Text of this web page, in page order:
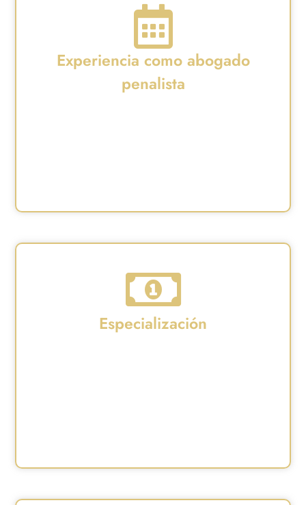
Experiencia como abogado
penalista
Especialización